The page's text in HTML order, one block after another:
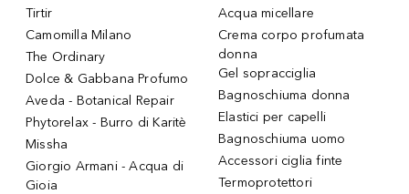
Tirtir
Camomilla Milano
The Ordinary
Dolce & Gabbana Profumo
Aveda - Botanical Repair
Phytorelax - Burro di Karitè
Missha
Giorgio Armani - Acqua di
Gioia
Acqua micellare
Crema corpo profumata
donna
Gel sopracciglia
Bagnoschiuma donna
Elastici per capelli
Bagnoschiuma uomo
Accessori ciglia finte
Termoprotettori